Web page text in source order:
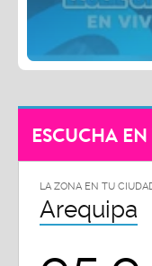
ESCUCHA
LA ZONA EN TU
Arequipa